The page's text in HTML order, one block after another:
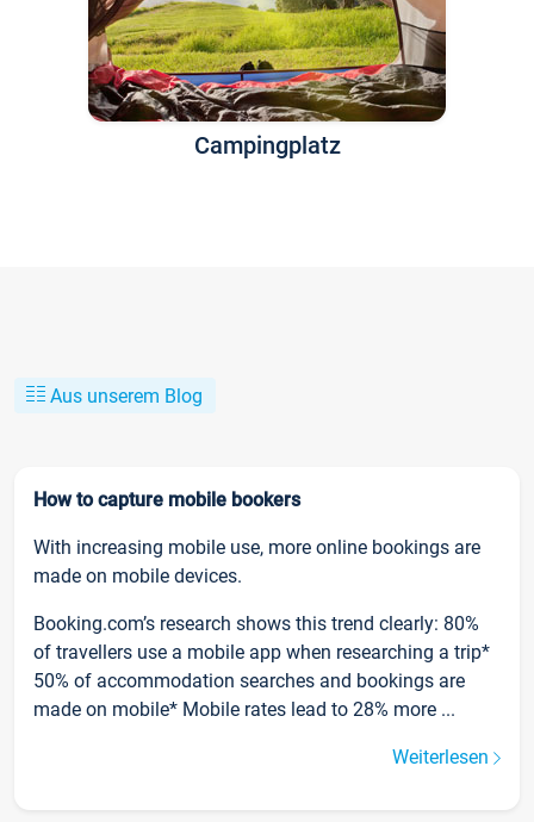
Campingplatz
Aus unserem Blog
How to capture mobile bookers
With increasing mobile use, more online bookings are
made on mobile devices.
Booking.com’s research shows this trend clearly: 80%
of travellers use a mobile app when researching a trip*
50% of accommodation searches and bookings are
made on mobile* Mobile rates lead to 28% more ...
Weiterlesen